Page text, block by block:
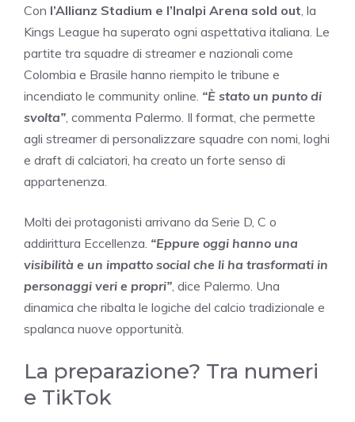
Con l’Allianz Stadium e l’Inalpi Arena sold out , la
Kings League ha superato ogni aspettativa italiana. Le
partite tra squadre di streamer e nazionali come
Colombia e Brasile hanno riempito le tribune e
incendiato le community online. “È stato un punto di
svolta” , commenta Palermo. Il format, che permette
agli streamer di personalizzare squadre con nomi, loghi
e draft di calciatori, ha creato un forte senso di
appartenenza.
Molti dei protagonisti arrivano da Serie D, C o
addirittura Eccellenza. “Eppure oggi hanno una
visibilità e un impatto social che li ha trasformati in
personaggi veri e propri” , dice Palermo. Una
dinamica che ribalta le logiche del calcio tradizionale e
spalanca nuove opportunità.
La preparazione? Tra numeri
e TikTok